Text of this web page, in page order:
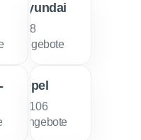
Hyundai
188
Angebote
Opel
1.106
Angebote